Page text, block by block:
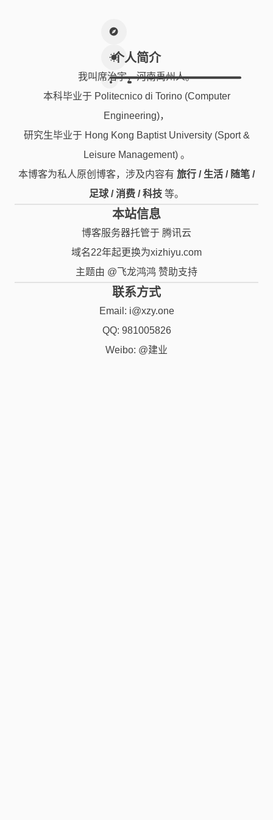
个人简介
我叫席治宇，河南禹州人。
本科毕业于 Politecnico di Torino (Computer
Engineering)，
研究生毕业于 Hong Kong Baptist University (Sport &
Leisure Management) 。
本博客为私人原创博客，涉及内容有 旅行 / 生活 / 随笔 /
足球 / 消费 / 科技 等。
本站信息
博客服务器托管于 腾讯云
域名22年起更换为xizhiyu.com
主题由 @飞龙鸿鸿 赞助支持
联系方式
Email: i@xzy.one
QQ: 981005826
Weibo: @建业